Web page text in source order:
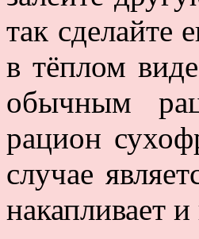
так сделайте
в тёплом
обычным
рацион
случае
накапливает